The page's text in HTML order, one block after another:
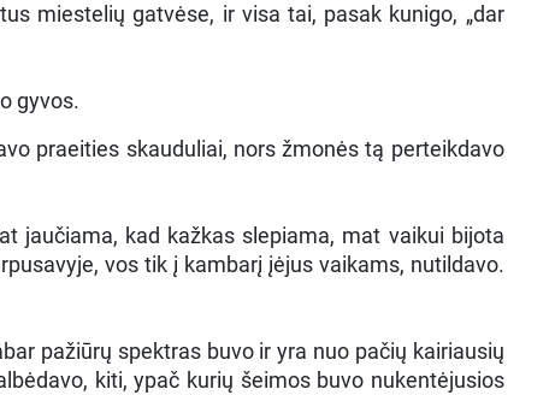
miestelių gatvėse, ir visa tai, pasak kunigo, „dar
gyvos.
praeities skauduliai, nors žmonės tą perteikdavo
jaučiama, kad kažkas slepiama, mat vaikui bijota
vos tik į kambarį įėjus vaikams, nutildavo.
pažiūrų spektras buvo ir yra nuo pačių kairiausių
kiti, ypač kurių šeimos buvo nukentėjusios